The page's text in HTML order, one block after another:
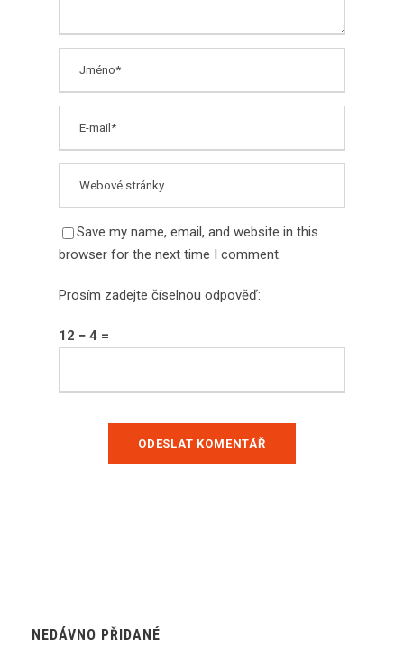
Save my name, email, and website in this
browser for the next time I comment.
Prosím zadejte číselnou odpověď:
12 − 4 =
NEDÁVNO PŘIDANÉ